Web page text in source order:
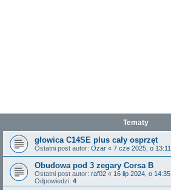
Tematy
głowica C14SE plus cały osprzęt
Ostatni post autor: Ozar « 7 cze 2025, o 13:11
Obudowa pod 3 zegary Corsa B
Ostatni post autor: raf02 « 16 lip 2024, o 14:35
Odpowiedzi: 4